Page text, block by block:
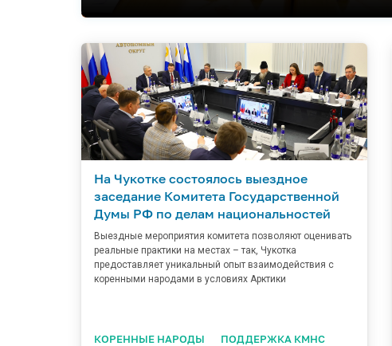
На Чукотке состоялось выездное
заседание Комитета Государственной
Думы РФ по делам национальностей
Выездные мероприятия комитета позволяют оценивать
реальные практики на местах – так, Чукотка
предоставляет уникальный опыт взаимодействия с
коренными народами в условиях Арктики
КОРЕННЫЕ НАРОДЫ ПОДДЕРЖКА КМНС